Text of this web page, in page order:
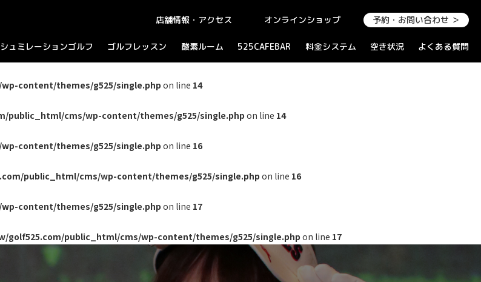
店舗情報・アクセス オンラインショップ 予約・お問い合わせ ＞
シュミレーションゴルフ ゴルフレッスン 酸素ルーム 525CAFEBAR 料金システム 空き状況 よくある質問
content/themes/g525/single.php on line 14
public_html/cms/wp-content/themes/g525/single.php on line 14
content/themes/g525/single.php on line 16
public_html/cms/wp-content/themes/g525/single.php on line 16
content/themes/g525/single.php on line 17
golf525.com/public_html/cms/wp-content/themes/g525/single.phpon line 17